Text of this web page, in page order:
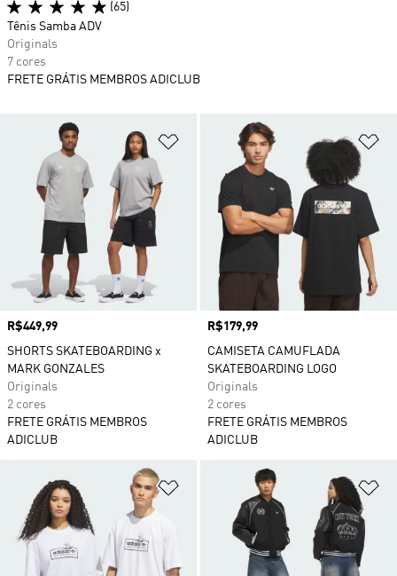
Adicionar à Lista de Desejos
Preço
R$449,99
SHORTS SKATEBOARDING x
MARK GONZALES
Originals
2 cores
FRETE GRÁTIS MEMBROS
ADICLUB
Preço
R$179,99
CAMISETA CAMUFLADA
SKATEBOARDING LOGO
Originals
2 cores
FRETE GRÁTIS MEMBROS
ADICLUB
Adicionar à Lista de Desejos
(65)
Tênis Samba ADV
Originals
7 cores
FRETE GRÁTIS MEMBROS ADICLUB